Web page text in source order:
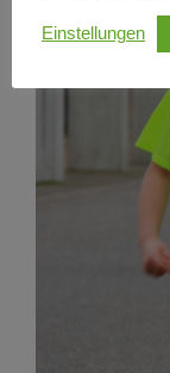
Einstellungen